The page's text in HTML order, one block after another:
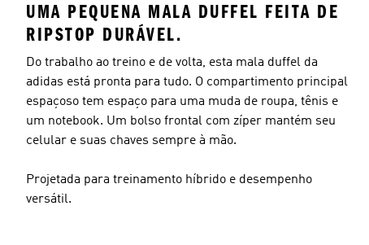
UMA PEQUENA MALA DUFFEL FEITA DE
RIPSTOP DURÁVEL.
Do trabalho ao treino e de volta, esta mala duffel da
adidas está pronta para tudo. O compartimento principal
espaçoso tem espaço para uma muda de roupa, tênis e
um notebook. Um bolso frontal com zíper mantém seu
celular e suas chaves sempre à mão.
Projetada para treinamento híbrido e desempenho
versátil.